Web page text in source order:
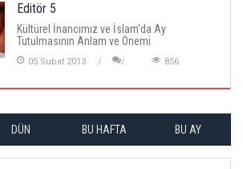
Editör 5
Kültürel İnancımız ve İslam'da Ay
Tutulmasının Anlam ve Önemi
05 Subat 2013 856
DÜN BU HAFTA BU AY